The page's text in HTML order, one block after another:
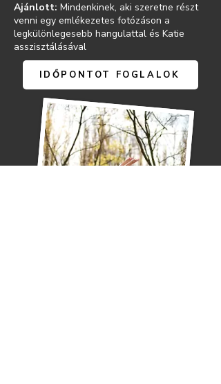
Ajánlott: Mindenkinek, aki szeretne részt
venni egy emlékezetes fotózáson a
legkülönlegesebb hangulattal és Katie
asszisztálásával
IDŐPONTOT FOGLALOK